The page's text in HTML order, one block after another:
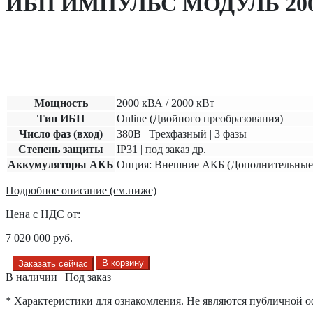
Мощность 2000 кВА / 2000 кВт
Тип ИБП
Online (Двойного преобразования)
Число фаз (вход)
380В | Трехфазный | 3 фазы
Степень защиты
IP31 | под заказ др.
Аккумуляторы АКБ Опция: Внешние АКБ
Подробное описание (см.ниже)
Цена с НДС от:
7 020 000 руб.
Заказать сейчас В корзину
В наличии | Под заказ
* Характеристики для ознакомления. Не являются публичной